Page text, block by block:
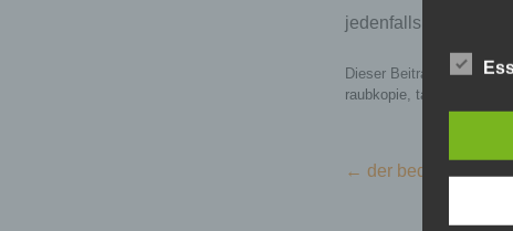
jedenfalls fehlte der
Dieser Beitrag wurde
raubkopie, tauschbörse
Beitragsnavigation
← der bedrohte |